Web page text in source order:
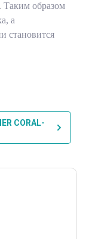
Таким образом
а
становится
CORAL-